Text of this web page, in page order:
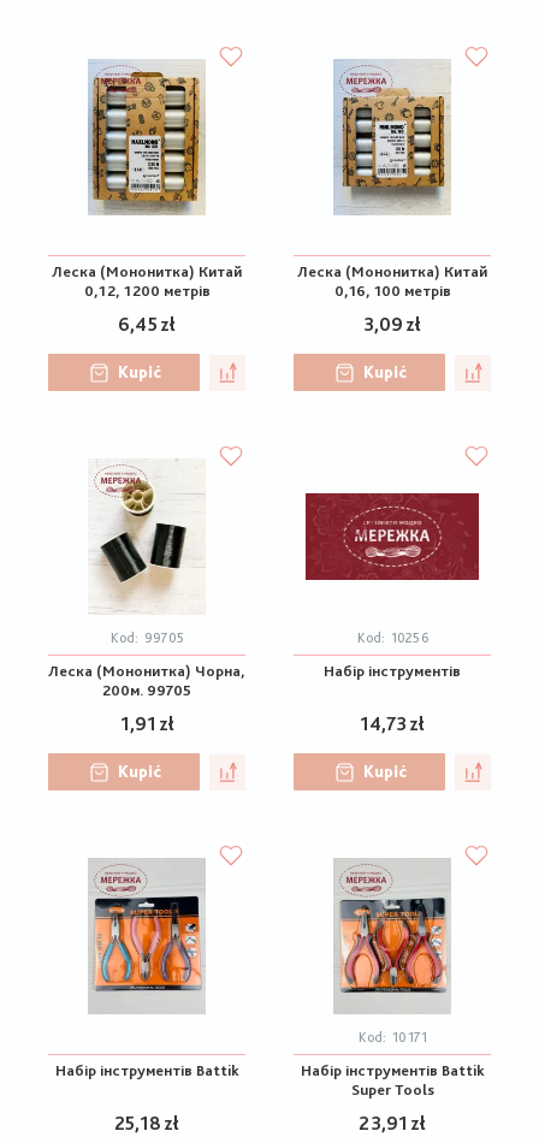
Леска (Мононитка) Китай
0,12, 1200 метрів
6,45 zł
Kupić
Леска (Мононитка) Китай
0,16, 100 метрів
3,09 zł
Kupić
Kod: 99705
Леска (Мононитка) Чорна,
200м. 99705
1,91 zł
Kupić
Kod: 10256
Набір інструментів
14,73 zł
Kupić
Набір інструментів Battik
25,18 zł
Kod: 10171
Набір інструментів Battik
Super Tools
23,91 zł